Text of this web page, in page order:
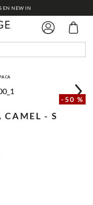
EN NEW IN
-50 %
CAMEL - S